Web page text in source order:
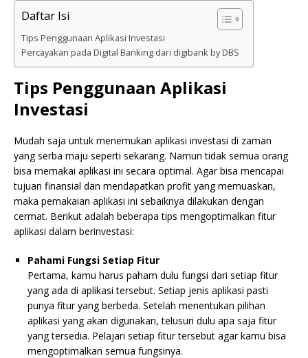
Daftar Isi
Tips Penggunaan Aplikasi Investasi
Percayakan pada Digital Banking dari digibank by DBS
Tips Penggunaan Aplikasi
Investasi
Mudah saja untuk menemukan aplikasi investasi di zaman
yang serba maju seperti sekarang. Namun tidak semua orang
bisa memakai aplikasi ini secara optimal. Agar bisa mencapai
tujuan finansial dan mendapatkan profit yang memuaskan,
maka pemakaian aplikasi ini sebaiknya dilakukan dengan
cermat. Berikut adalah beberapa tips mengoptimalkan fitur
aplikasi dalam berinvestasi:
Pahami Fungsi Setiap Fitur
Pertama, kamu harus paham dulu fungsi dari setiap fitur
yang ada di aplikasi tersebut. Setiap jenis aplikasi pasti
punya fitur yang berbeda. Setelah menentukan pilihan
aplikasi yang akan digunakan, telusuri dulu apa saja fitur
yang tersedia. Pelajari setiap fitur tersebut agar kamu bisa
mengoptimalkan semua fungsinya.